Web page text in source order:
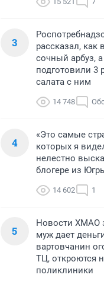
3
рассказал, как
сочный арбуз,
подготовили 3
салата с ним
14 748
4
«Это самые
которых я
нелестно
блогере из
14 602 1
5
Новости ХМАО
муж дает
вартовчанин
ТЦ, откроются
поликлиники